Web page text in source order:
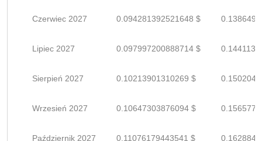
Czerwiec 2027 0.094281392521648 $
Lipiec 2027 0.097997200888714 $
Sierpień 2027 0.10213901310269 $
Wrzesień 2027 0.10647303876094 $
Październik 2027 0.11076179443541 $